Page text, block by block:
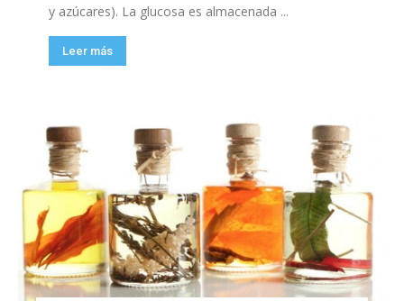
y azúcares). La glucosa es almacenada ...
Leer más